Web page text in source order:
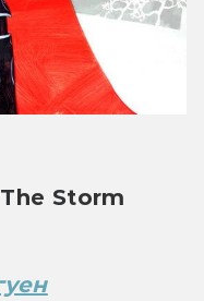
Storm